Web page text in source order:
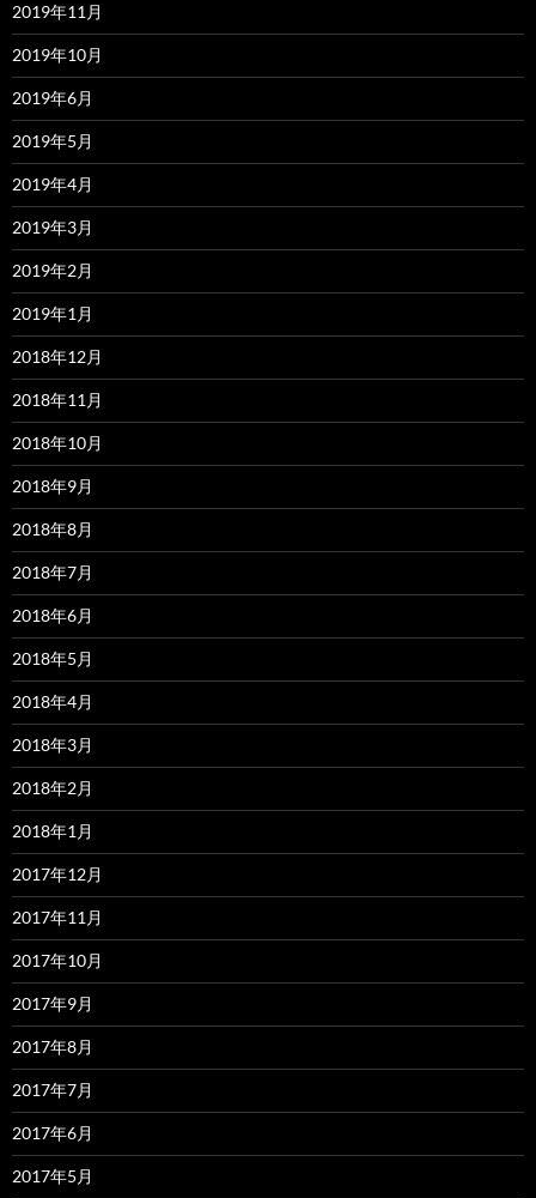
2019年11月
2019年10月
2019年6月
2019年5月
2019年4月
2019年3月
2019年2月
2019年1月
2018年12月
2018年11月
2018年10月
2018年9月
2018年8月
2018年7月
2018年6月
2018年5月
2018年4月
2018年3月
2018年2月
2018年1月
2017年12月
2017年11月
2017年10月
2017年9月
2017年8月
2017年7月
2017年6月
2017年5月